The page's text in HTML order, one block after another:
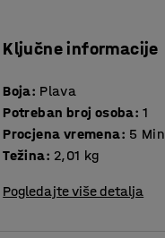
Ključne informacije
Boja: Plava
Potreban broj osoba: 1
Procjena vremena: 5 Min
Težina: 2,01 kg
Pogledajte više detalja